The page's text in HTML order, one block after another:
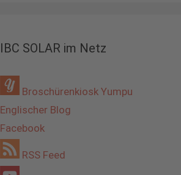
IBC SOLAR im Netz
Broschürenkiosk Yumpu
Englischer Blog
Facebook
RSS Feed